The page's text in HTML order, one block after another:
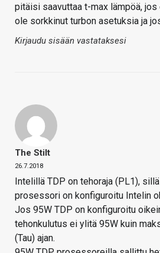
pitäisi saavuttaa t-max lämpöä,
ole sorkkinut turbon asetuksia ja
Kirjaudu sisään vastataksesi
The Stilt
26.7.2018
Intelillä TDP on tehoraja (PL1),
prosessori on konfiguroitu Intelin
Jos 95W TDP on konfiguroitu
tehonkulutus ei ylitä 95W kuin
(Tau) ajan.